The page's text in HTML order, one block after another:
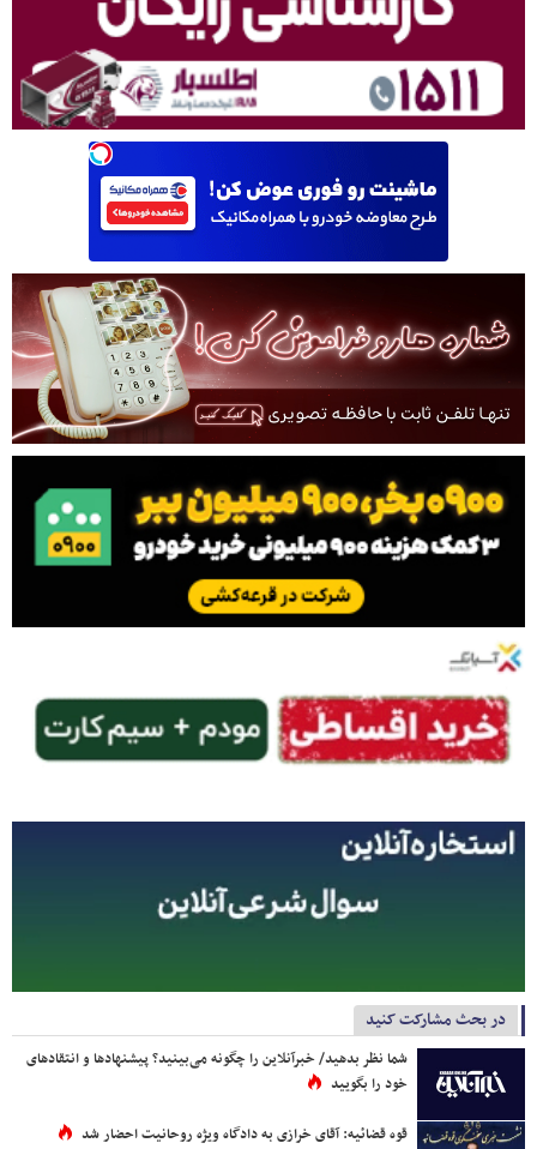
در بحث مشارکت کنید
شما نظر بدهید/ خبرآنلاین را چگونه می‌بینید؟ پیشنهادها و انتقادهای
خود را بگویید
قوه قضائیه: آقای خرازی به دادگاه ویژه روحانیت احضار شد